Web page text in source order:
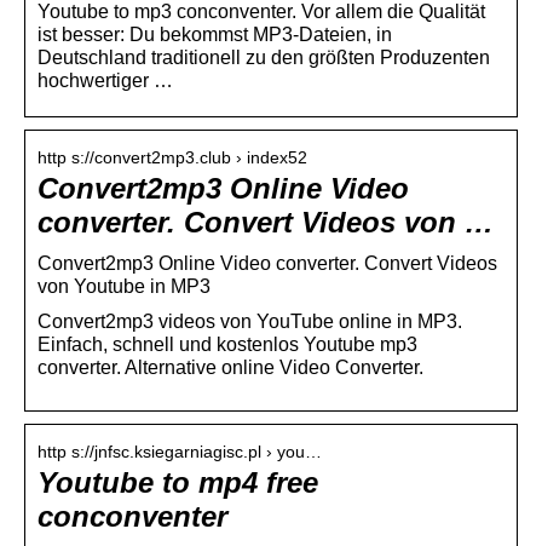
Youtube to mp3 conconventer. Vor allem die Qualität
ist besser: Du bekommst MP3-Dateien, in
Deutschland traditionell zu den größten Produzenten
hochwertiger …
http s://convert2mp3.club › index52
Convert2mp3 Online Video
converter. Convert Videos von …
Convert2mp3 Online Video converter. Convert Videos
von Youtube in MP3
Convert2mp3 videos von YouTube online in MP3.
Einfach, schnell und kostenlos Youtube mp3
converter. Alternative online Video Converter.
http s://jnfsc.ksiegarniagisc.pl › you…
Youtube to mp4 free
conconventer